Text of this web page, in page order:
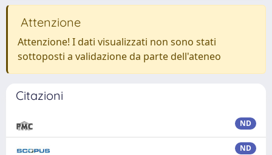
Attenzione
Attenzione! I dati visualizzati non sono stati
sottoposti a validazione da parte dell'ateneo
Citazioni
ND
ND